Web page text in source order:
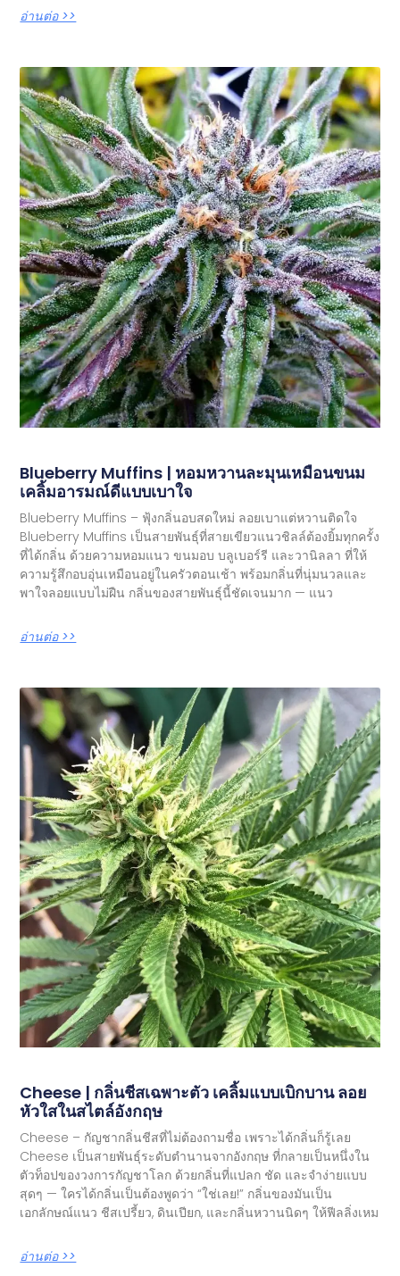
อ่านต่อ >>
Blueberry Muffins | หอมหวานละมุนเหมือนขนม
เคลิ้มอารมณ์ดีแบบเบาใจ
Blueberry Muffins – ฟุ้งกลิ่นอบสดใหม่ ลอยเบาแต่หวานติดใจ
Blueberry Muffins เป็นสายพันธุ์ที่สายเขียวแนวชิลล์ต้องยิ้มทุกครั้ง
ที่ได้กลิ่น ด้วยความหอมแนว ขนมอบ บลูเบอร์รี และวานิลลา ที่ให้
ความรู้สึกอบอุ่นเหมือนอยู่ในครัวตอนเช้า พร้อมกลิ่นที่นุ่มนวลและ
พาใจลอยแบบไม่ฝืน กลิ่นของสายพันธุ์นี้ชัดเจนมาก — แนว
อ่านต่อ >>
Cheese | กลิ่นชีสเฉพาะตัว เคลิ้มแบบเบิกบาน ลอย
หัวใสในสไตล์อังกฤษ
Cheese – กัญชากลิ่นชีสที่ไม่ต้องถามชื่อ เพราะได้กลิ่นก็รู้เลย
Cheese เป็นสายพันธุ์ระดับตำนานจากอังกฤษ ที่กลายเป็นหนึ่งใน
ตัวท็อปของวงการกัญชาโลก ด้วยกลิ่นที่แปลก ชัด และจำง่ายแบบ
สุดๆ — ใครได้กลิ่นเป็นต้องพูดว่า “ใช่เลย!” กลิ่นของมันเป็น
เอกลักษณ์แนว ชีสเปรี้ยว, ดินเปียก, และกลิ่นหวานนิดๆ ให้ฟีลลิ่งเหม
อ่านต่อ >>